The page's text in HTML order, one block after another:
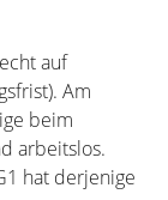
auf
Am
beim
arbeitslos.
hat derjenige